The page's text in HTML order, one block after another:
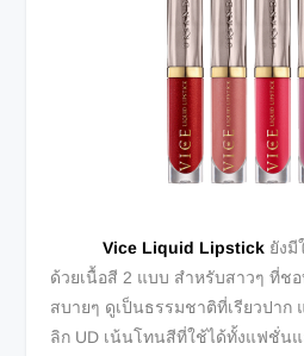
Vice Liquid Lipstick ยังมี
ด้วยเนื้อสี 2 แบบ สำหรับสาวๆ ที่ช
สบายๆ ดูเป็นธรรมชาติที่เรียวปาก
ลิก UD เน้นโทนสีที่ใช้ได้ทั้งแฟชั่นแ